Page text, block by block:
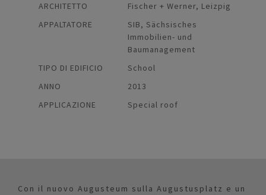
ARCHITETTO
Fischer + Werner, Leizpig
APPALTATORE
SIB, Sächsisches
Immobilien- und
Baumanagement
TIPO DI EDIFICIO
School
ANNO
2013
APPLICAZIONE
Special roof
Con il nuovo Augusteum sulla Augustusplatz e un